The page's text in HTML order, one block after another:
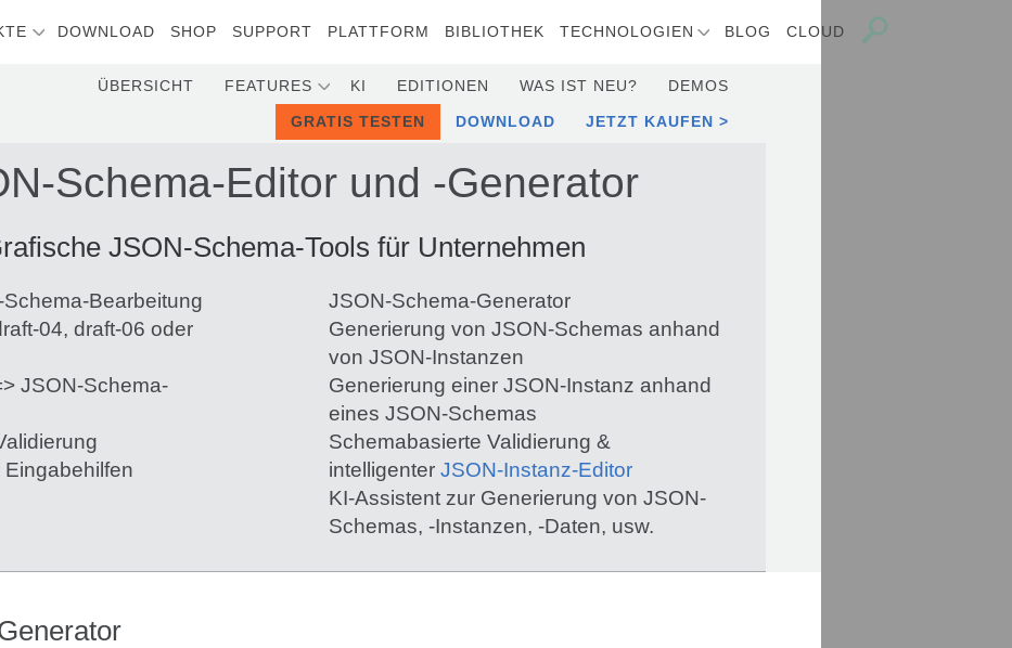
DOWNLOAD SHOP SUPPORT PLATTFORM BIBLIOTHEK TECHNOLOGIEN BLOG CLOUD
ÜBERSICHT FEATURES KI EDITIONEN WAS IST NEU? DEMOS
GRATIS TESTEN DOWNLOAD JETZT KAUFEN
Schema-Editor und -Generator
JSON-Schema-Tools für Unternehmen
Bearbeitung
04, draft-06 oder
JSON-Schema-
JSON-Schema-Generator
Generierung von JSON-Schemas anhand
von JSON-Instanzen
Generierung einer JSON-Instanz anhand
eines JSON-Schemas
Schemabasierte Validierung &
intelligenter JSON-Instanz-Editor
KI-Assistent zur Generierung von JSON-
Schemas, -Instanzen, -Daten, usw.